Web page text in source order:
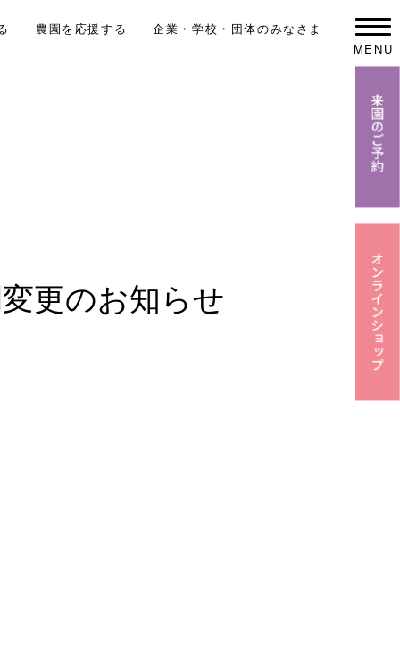
農園を応援する
企業・学校・団体のみなさま
MENU
更のお知らせ